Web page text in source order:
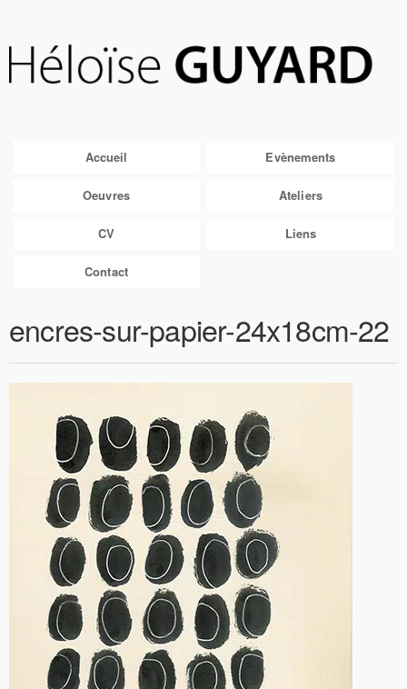
Accueil Evènements
Oeuvres Ateliers
CV Liens
Contact
encres-sur-papier-24x18cm-22